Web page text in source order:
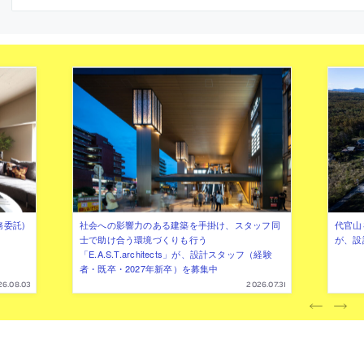
しても知られる。2026年8月に公開された
委託)
社会への影響力のある建築を手掛け、スタッフ同
士で助け合う環境づくりも行う
「E.A.S.T.architects」が、設計スタッフ（経験
者・既卒・2027年新卒）を募集中
2026.07.31
代官
が、